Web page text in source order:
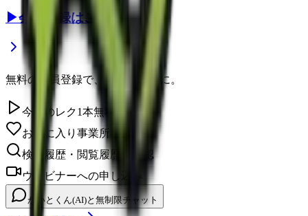
▶会員登録はこちら
無料の会員登録で、さらに便利に。
今日のレク1本無料視聴
お気に入り事業所を保存
検索履歴・閲覧履歴の確認
ウェビナーへの申し込み
かいとくん(AI)と無制限チャット